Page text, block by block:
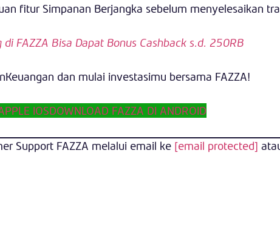
fitur Simpanan Berjangka sebelum menyelesaikan
FAZZA Bisa Dapat Bonus Cashback s.d. 250RB
dan mulai investasimu bersama FAZZA!
IOSDOWNLOAD FAZZA DI ANDROID
Support FAZZA melalui email ke [email protected]